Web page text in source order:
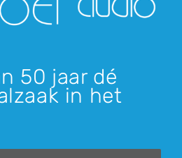
50 jaar dé
in het